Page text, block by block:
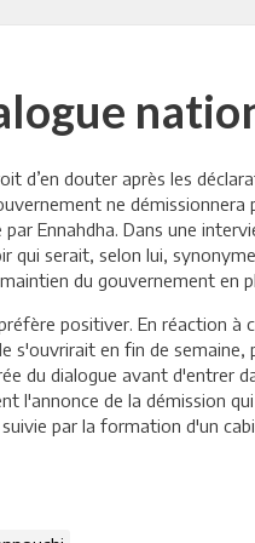
d’en douter après les
ne
Ennahdha. Dans une
qui serait, selon lui,
du gouvernement en
positiver. En réaction
s'ouvrirait en fin de
du dialogue avant d'entrer
l'annonce de la démission
par la formation d'un